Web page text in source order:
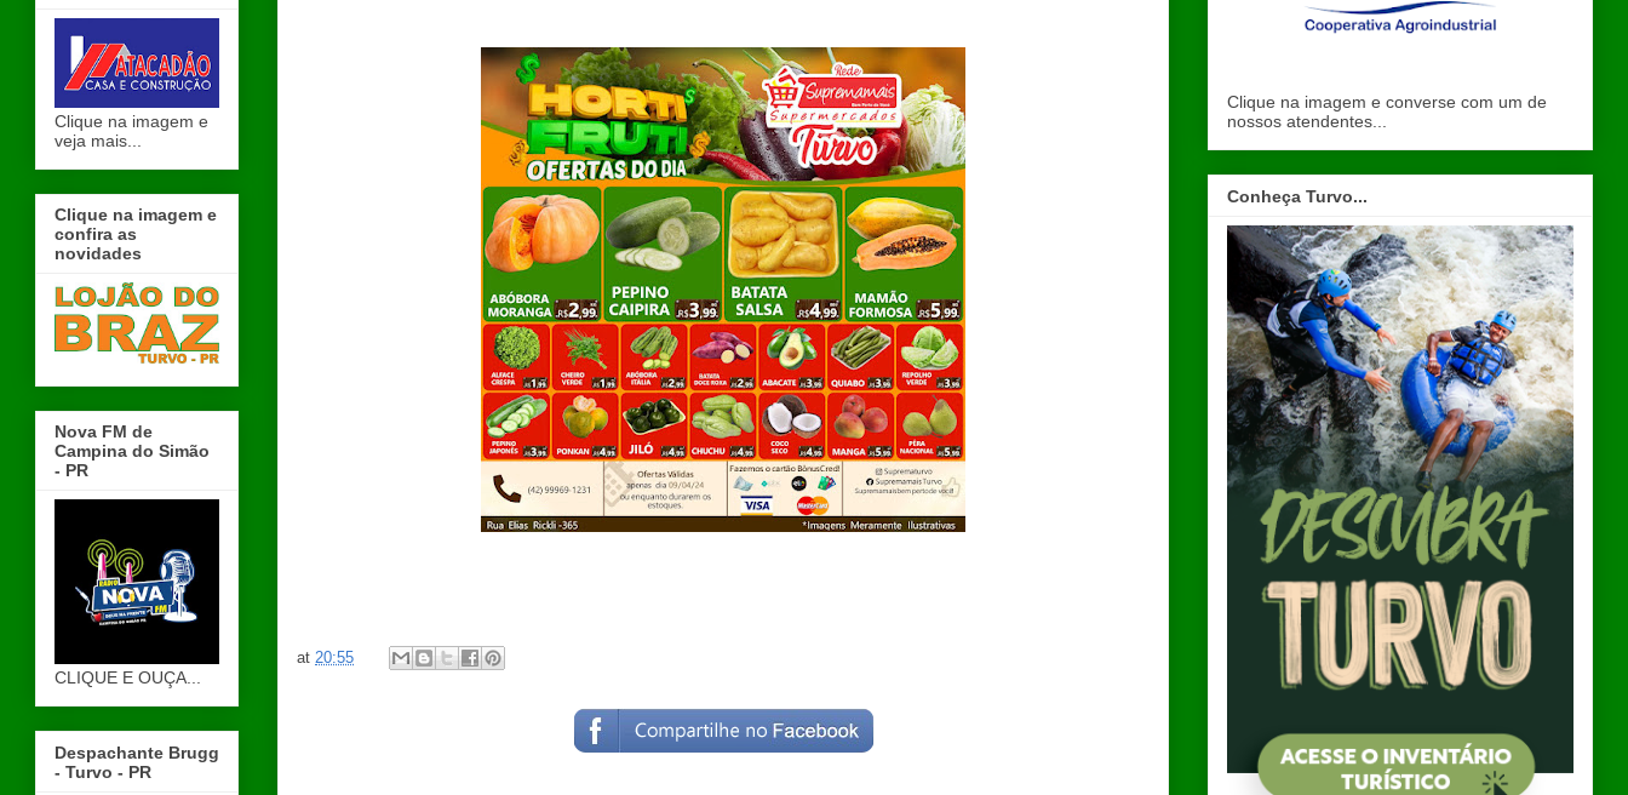
at 20:55
Clique na imagem e
veja mais...
Clique na imagem e
confira as
novidades
Nova FM de
Campina do Simão
- PR
CLIQUE E OUÇA...
Despachante Brugg
- Turvo - PR
Clique na imagem e converse com um de
nossos atendentes...
Conheça Turvo...